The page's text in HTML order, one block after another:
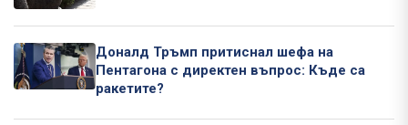
Доналд Тръмп притиснал шефа на
Пентагона с директен въпрос: Къде са
ракетите?